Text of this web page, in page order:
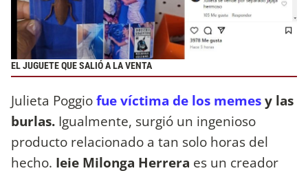
EL JUGUETE QUE SALIÓ A LA VENTA
Julieta Poggiofue víctima de los memesy las
burlas. Igualmente, surgió un ingenioso
producto relacionado a tan solo horas del
hecho. Ieie Milonga Herrera es un creador